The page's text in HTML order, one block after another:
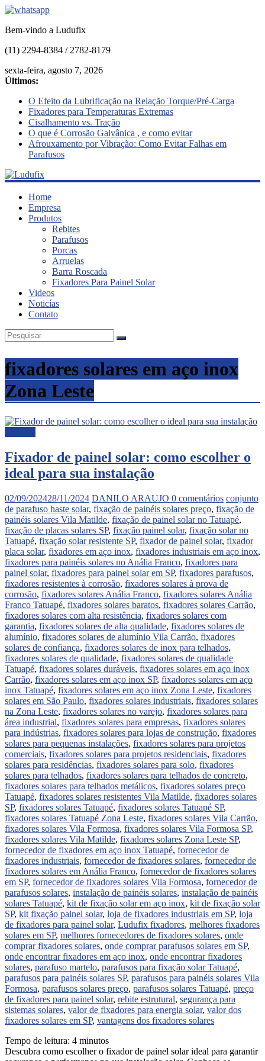
Bem-vindo a Ludufix
(11) 2294-8384 / 2782-8179
sexta-feira, agosto 7, 2026
Últimos:
O Efeito da Lubrificação na Relação Torque/Pré-Carga
Fixadores para Temperaturas Extremas
Cisalhamento vs. Tração
O que é Corrosão Galvânica , e como evitar
Afrouxamento por Vibração: Como Evitar Falhas em
Parafusos
Ludufix
Fixadores
Home
Empresa
Produtos
Rebites
Parafusos
Porcas
Arruelas
Barra Roscada
Fixadores Para Painel Solar
Videos
Noticías
Contato
fixadores solares em aço inox
Zona Leste
Fixador de painel solar: como escolher o
ideal para sua instalação
02/09/202428/11/2024 DANILO ARAUJO 0 comentários conjunto
de parafuso haste solar, fixação de painéis solares preço, fixação de
painéis solares Vila Matilde, fixação de painel solar no Tatuapé,
fixação de placas solares SP, fixação painel solar, fixação solar no
Tatuapé, fixação solar resistente SP, fixador de painel solar, fixador
placa solar, fixadores em aço inox, fixadores industriais em aço inox,
fixadores para painéis solares no Anália Franco, fixadores para
painel solar, fixadores para painel solar em SP, fixadores parafusos,
fixadores resistentes à corrosão, fixadores solares à prova de
corrosão, fixadores solares Anália Franco, fixadores solares Anália
Franco Tatuapé, fixadores solares baratos, fixadores solares Carrão,
fixadores solares com alta resistência, fixadores solares com
garantia, fixadores solares de alta qualidade, fixadores solares de
alumínio, fixadores solares de alumínio Vila Carrão, fixadores
solares de confiança, fixadores solares de inox para telhados,
fixadores solares de qualidade, fixadores solares de qualidade
Tatuapé, fixadores solares duráveis, fixadores solares em aço inox
Carrão, fixadores solares em aço inox SP, fixadores solares em aço
inox Tatuapé, fixadores solares em aço inox Zona Leste, fixadores
solares em São Paulo, fixadores solares industriais, fixadores solares
na Zona Leste, fixadores solares no varejo, fixadores solares para
área industrial, fixadores solares para empresas, fixadores solares
para indústrias, fixadores solares para lojas de construção, fixadores
solares para pequenas instalações, fixadores solares para projetos
comerciais, fixadores solares para projetos residenciais, fixadores
solares para residências, fixadores solares para solo, fixadores
solares para telhados, fixadores solares para telhados de concreto,
fixadores solares para telhados metálicos, fixadores solares preço
Tatuapé, fixadores solares resistentes Vila Matilde, fixadores solares
SP, fixadores solares Tatuapé, fixadores solares Tatuapé SP,
fixadores solares Tatuapé Zona Leste, fixadores solares Vila Carrão,
fixadores solares Vila Formosa, fixadores solares Vila Formosa SP,
fixadores solares Vila Matilde, fixadores solares Zona Leste SP,
fornecedor de fixadores em aço inox Tatuapé, fornecedor de
fixadores industriais, fornecedor de fixadores solares, fornecedor de
fixadores solares em Anália Franco, fornecedor de fixadores solares
em SP, fornecedor de fixadores solares Vila Formosa, fornecedor de
parafusos solares, instalação de painéis solares, instalação de painéis
solares Tatuapé, kit de fixação solar em aço inox, kit de fixação solar
SP, kit fixação painel solar, loja de fixadores industriais em SP, loja
de fixadores para painel solar, Ludufix fixadores, melhores fixadores
solares em SP, melhores fornecedores de fixadores solares, onde
comprar fixadores solares, onde comprar parafusos solares em SP,
onde encontrar fixadores em aço inox, onde encontrar fixadores
solares, parafuso martelo, parafusos para fixação solar Tatuapé,
parafusos para painéis solares SP, parafusos para painéis solares Vila
Formosa, parafusos solares preço, parafusos solares Tatuapé, preço
de fixadores para painel solar, rebite estrutural, segurança para
sistemas solares, valor de fixadores para energia solar, valor dos
fixadores solares em SP, vantagens dos fixadores solares
Tempo de leitura: 4 minutos
Descubra como escolher o fixador de painel solar ideal para garantir